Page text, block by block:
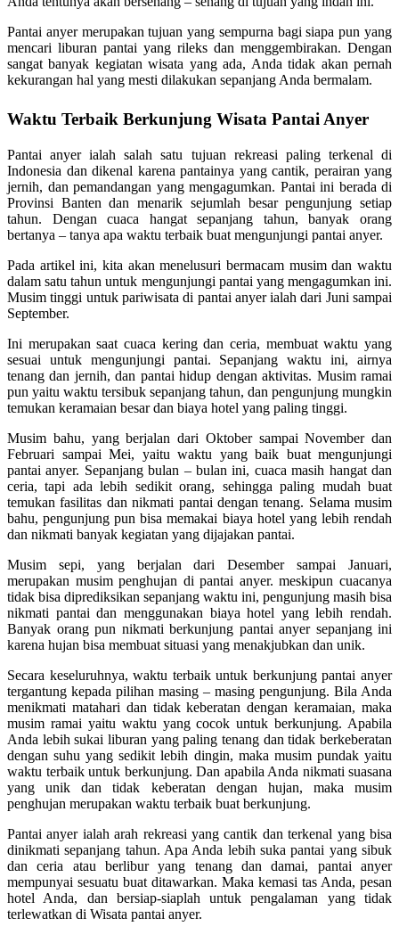
Pantai anyer merupakan tujuan yang sempurna bagi siapa pun yang
mencari liburan pantai yang rileks dan menggembirakan. Dengan
sangat banyak kegiatan wisata yang ada, Anda tidak akan pernah
kekurangan hal yang mesti dilakukan sepanjang Anda bermalam.
Waktu Terbaik Berkunjung Wisata Pantai Anyer
Pantai anyer ialah salah satu tujuan rekreasi paling terkenal di
Indonesia dan dikenal karena pantainya yang cantik, perairan yang
jernih, dan pemandangan yang mengagumkan. Pantai ini berada di
Provinsi Banten dan menarik sejumlah besar pengunjung setiap
tahun. Dengan cuaca hangat sepanjang tahun, banyak orang
bertanya – tanya apa waktu terbaik buat mengunjungi pantai anyer.
Pada artikel ini, kita akan menelusuri bermacam musim dan waktu
dalam satu tahun untuk mengunjungi pantai yang mengagumkan ini.
Musim tinggi untuk pariwisata di pantai anyer ialah dari Juni sampai
September.
Ini merupakan saat cuaca kering dan ceria, membuat waktu yang
sesuai untuk mengunjungi pantai. Sepanjang waktu ini, airnya
tenang dan jernih, dan pantai hidup dengan aktivitas. Musim ramai
pun yaitu waktu tersibuk sepanjang tahun, dan pengunjung mungkin
temukan keramaian besar dan biaya hotel yang paling tinggi.
Musim bahu, yang berjalan dari Oktober sampai November dan
Februari sampai Mei, yaitu waktu yang baik buat mengunjungi
pantai anyer. Sepanjang bulan – bulan ini, cuaca masih hangat dan
ceria, tapi ada lebih sedikit orang, sehingga paling mudah buat
temukan fasilitas dan nikmati pantai dengan tenang. Selama musim
bahu, pengunjung pun bisa memakai biaya hotel yang lebih rendah
dan nikmati banyak kegiatan yang dijajakan pantai.
Musim sepi, yang berjalan dari Desember sampai Januari,
merupakan musim penghujan di pantai anyer. meskipun cuacanya
tidak bisa diprediksikan sepanjang waktu ini, pengunjung masih bisa
nikmati pantai dan menggunakan biaya hotel yang lebih rendah.
Banyak orang pun nikmati berkunjung pantai anyer sepanjang ini
karena hujan bisa membuat situasi yang menakjubkan dan unik.
Secara keseluruhnya, waktu terbaik untuk berkunjung pantai anyer
tergantung kepada pilihan masing – masing pengunjung. Bila Anda
menikmati matahari dan tidak keberatan dengan keramaian, maka
musim ramai yaitu waktu yang cocok untuk berkunjung. Apabila
Anda lebih sukai liburan yang paling tenang dan tidak berkeberatan
dengan suhu yang sedikit lebih dingin, maka musim pundak yaitu
waktu terbaik untuk berkunjung. Dan apabila Anda nikmati suasana
yang unik dan tidak keberatan dengan hujan, maka musim
penghujan merupakan waktu terbaik buat berkunjung.
Pantai anyer ialah arah rekreasi yang cantik dan terkenal yang bisa
dinikmati sepanjang tahun. Apa Anda lebih suka pantai yang sibuk
dan ceria atau berlibur yang tenang dan damai, pantai anyer
mempunyai sesuatu buat ditawarkan. Maka kemasi tas Anda, pesan
hotel Anda, dan bersiap-siaplah untuk pengalaman yang tidak
terlewatkan di Wisata pantai anyer.